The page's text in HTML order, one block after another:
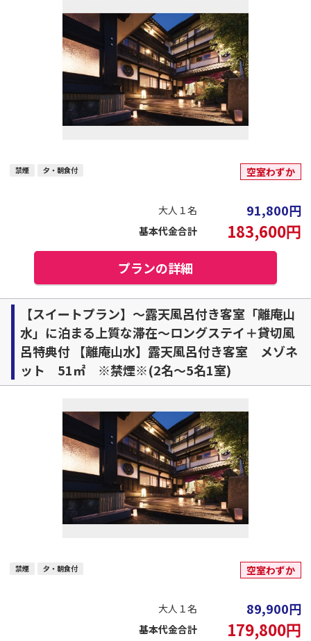
禁煙 夕・朝食付 空室わずか
大人１名 91,800円
基本代金合計 183,600円
プランの詳細
【スイートプラン】～露天風呂付き客室「離庵山
水」に泊まる上質な滞在～ロングステイ＋貸切風
呂特典付 【離庵山水】露天風呂付き客室 メゾネ
ット 51㎡ ※禁煙※(2名～5名1室)
禁煙 夕・朝食付 空室わずか
大人１名 89,900円
基本代金合計 179,800円